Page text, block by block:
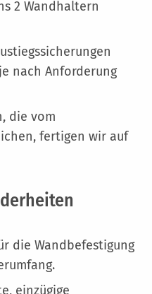
2 Wandhaltern
nach Anforderung
die vom
fertigen wir auf
die Wandbefestigung
einzügige